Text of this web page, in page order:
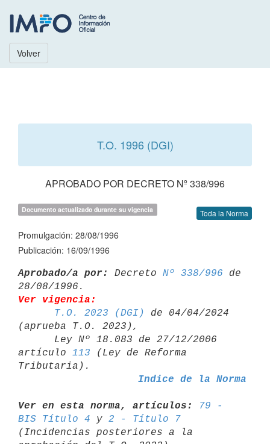
Volver
T.O. 1996 (DGI)
APROBADO POR DECRETO Nº 338/996
Documento actualizado durante su vigencia Toda la Norma
Promulgación: 28/08/1996
Publicación: 16/09/1996
Aprobado/a por: Decreto Nº 338/996 de
Ver vigencia:
T.O. 2023 (DGI)
de 04/04/2024
(aprueba T.O. 2023),
artículo 113 (Ley de Reforma
Indice de la Norma
Ver en esta norma, artículos:
79 -
BIS Título 4 y 2 - Título 7
(Incidencias posteriores a la